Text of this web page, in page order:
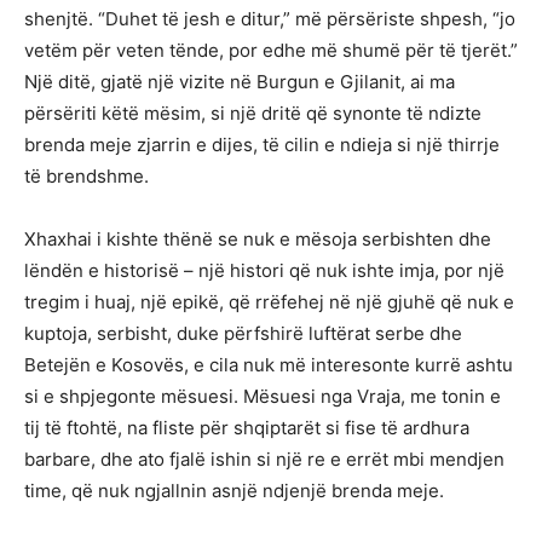
shenjtë. “Duhet të jesh e ditur,” më përsëriste shpesh, “jo
vetëm për veten tënde, por edhe më shumë për të tjerët.”
Një ditë, gjatë një vizite në Burgun e Gjilanit, ai ma
përsëriti këtë mësim, si një dritë që synonte të ndizte
brenda meje zjarrin e dijes, të cilin e ndieja si një thirrje
të brendshme.
Xhaxhai i kishte thënë se nuk e mësoja serbishten dhe
lëndën e historisë – një histori që nuk ishte imja, por një
tregim i huaj, një epikë, që rrëfehej në një gjuhë që nuk e
kuptoja, serbisht, duke përfshirë luftërat serbe dhe
Betejën e Kosovës, e cila nuk më interesonte kurrë ashtu
si e shpjegonte mësuesi. Mësuesi nga Vraja, me tonin e
tij të ftohtë, na fliste për shqiptarët si fise të ardhura
barbare, dhe ato fjalë ishin si një re e errët mbi mendjen
time, që nuk ngjallnin asnjë ndjenjë brenda meje.